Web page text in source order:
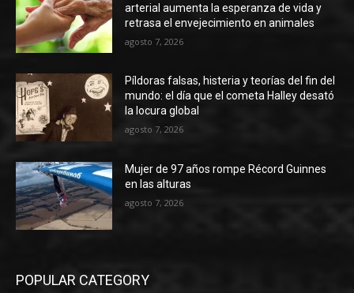
arterial aumenta la esperanza de vida y
retrasa el envejecimiento en animales
agosto 7, 2026
Píldoras falsas, histeria y teorías del fin del
mundo: el día que el cometa Halley desató
la locura global
agosto 7, 2026
Mujer de 97 años rompe Récord Guinnes
en las alturas
agosto 7, 2026
POPULAR CATEGORY